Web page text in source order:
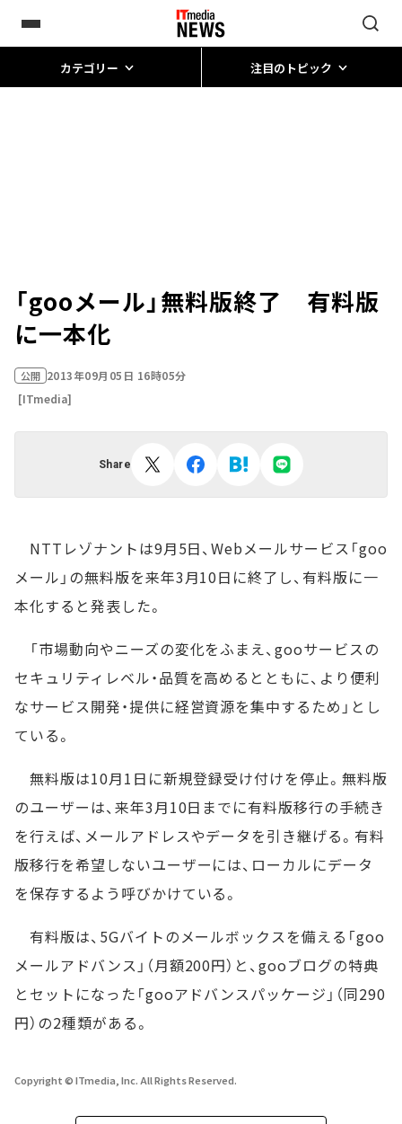
カテゴリー 注目のトピック
「gooメール」無料版終了 有料版
に一本化
公開 2013年09月05日 16時05分
[ITmedia]
Share
NTTレゾナントは9月5日、Webメールサービス「goo
メール」の無料版を来年3月10日に終了し、有料版に一
本化すると発表した。
「市場動向やニーズの変化をふまえ、gooサービスの
セキュリティレベル・品質を高めるとともに、より便利
なサービス開発・提供に経営資源を集中するため」とし
ている。
無料版は10月1日に新規登録受け付けを停止。無料版
のユーザーは、来年3月10日までに有料版移行の手続き
を行えば、メールアドレスやデータを引き継げる。有料
版移行を希望しないユーザーには、ローカルにデータ
を保存するよう呼びかけている。
有料版は、5Gバイトのメールボックスを備える「goo
メールアドバンス」（月額200円）と、gooブログの特典
とセットになった「gooアドバンスパッケージ」（同290
円）の2種類がある。
Copyright © ITmedia, Inc. All Rights Reserved.